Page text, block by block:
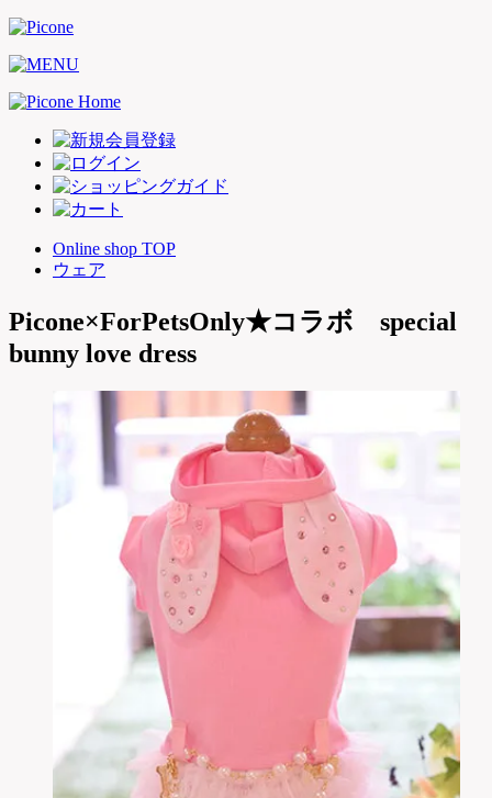
Online shop TOP
ウェア
Picone×ForPetsOnly★コラボ special
bunny love dress